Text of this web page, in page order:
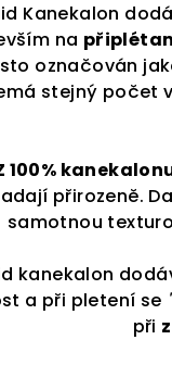
Kanekalon
na
označován
stejný počet
100%
přirozeně.
samotnou
kanekalon
a při pletení se
při